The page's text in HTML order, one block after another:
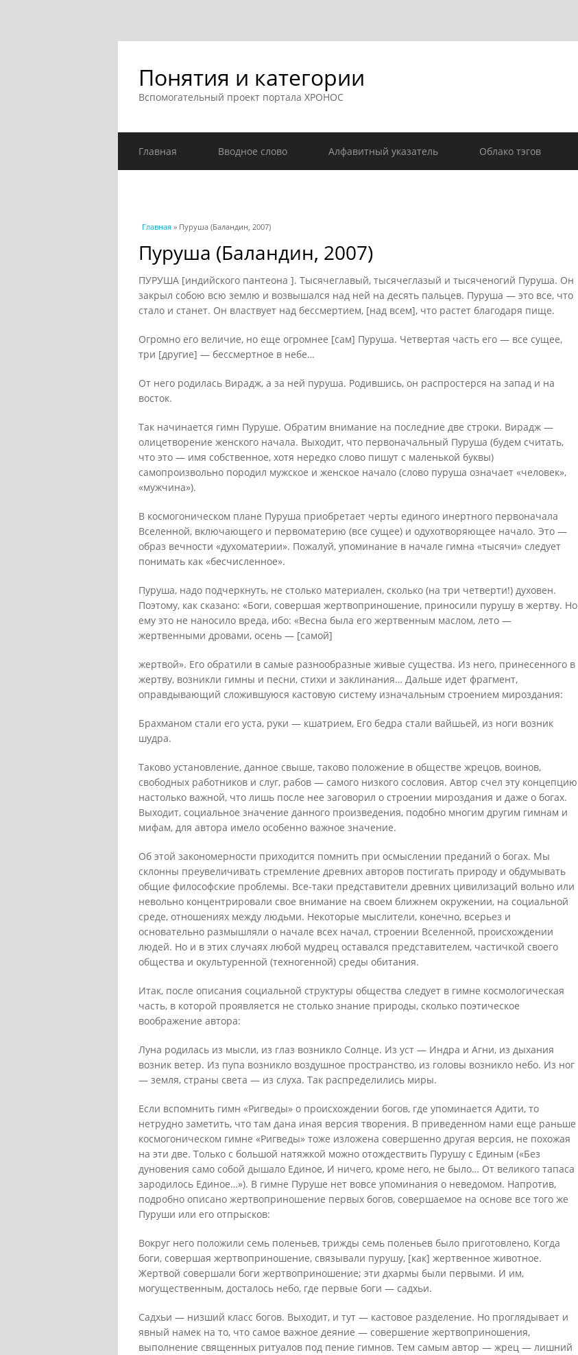
Понятия и категории
Вспомогательный проект портала ХРОНОС
Главная Вводное слово Алфавитный указатель Облако тэгов
Вы здесь
Главная » Пуруша (Баландин, 2007)
Пуруша (Баландин, 2007)
ПУРУША [индийского пантеона ]. Тысячеглавый, тысячеглазый и тысяченогий Пуруша. Он
закрыл собою всю землю и возвышался над ней на десять пальцев. Пуруша — это все, что
стало и станет. Он властвует над бессмертием, [над всем], что растет благодаря пище.
Огромно его величие, но еще огромнее [сам] Пуруша. Четвертая часть его — все сущее,
три [другие] — бессмертное в небе…
От него родилась Вирадж, а за ней пуруша. Родившись, он распростерся на запад и на
восток.
Так начинается гимн Пуруше. Обратим внимание на последние две строки. Вирадж —
олицетворение женского начала. Выходит, что первоначальный Пуруша (будем считать,
что это — имя собственное, хотя нередко слово пишут с маленькой буквы)
самопроизвольно породил мужское и женское начало (слово пуруша означает «человек»,
«мужчина»).
В космогоническом плане Пуруша приобретает черты единого инертного первоначала
Вселенной, включающего и первоматерию (все сущее) и одухотворяющее начало. Это —
образ вечности «духоматерии». Пожалуй, упоминание в начале гимна «тысячи» следует
понимать как «бесчисленное».
Пуруша, надо подчеркнуть, не столько материален, сколько (на три четверти!) духовен.
Поэтому, как сказано: «Боги, совершая жертвоприношение, приносили пурушу в жертву. Но
ему это не наносило вреда, ибо: «Весна была его жертвенным маслом, лето —
жертвенными дровами, осень — [самой]
жертвой». Его обратили в самые разнообразные живые существа. Из него, принесенного в
жертву, возникли гимны и песни, стихи и заклинания… Дальше идет фрагмент,
оправдывающий сложившуюся кастовую систему изначальным строением мироздания:
Брахманом стали его уста, руки — кшатрием, Его бедра стали вайшьей, из ноги возник
шудра.
Таково установление, данное свыше, таково положение в обществе жрецов, воинов,
свободных работников и слуг, рабов — самого низкого сословия. Автор счел эту концепцию
настолько важной, что лишь после нее заговорил о строении мироздания и даже о богах.
Выходит, социальное значение данного произведения, подобно многим другим гимнам и
мифам, для автора имело особенно важное значение.
Об этой закономерности приходится помнить при осмыслении преданий о богах. Мы
склонны преувеличивать стремление древних авторов постигать природу и обдумывать
общие философские проблемы. Все-таки представители древних цивилизаций вольно или
невольно концентрировали свое внимание на своем ближнем окружении, на социальной
среде, отношениях между людьми. Некоторые мыслители, конечно, всерьез и
основательно размышляли о начале всех начал, строении Вселенной, происхождении
людей. Но и в этих случаях любой мудрец оставался представителем, частичкой своего
общества и окультуренной (техногенной) среды обитания.
Итак, после описания социальной структуры общества следует в гимне космологическая
часть, в которой проявляется не столько знание природы, сколько поэтическое
воображение автора:
Луна родилась из мысли, из глаз возникло Солнце. Из уст — Индра и Агни, из дыхания
возник ветер. Из пупа возникло воздушное пространство, из головы возникло небо. Из ног
— земля, страны света — из слуха. Так распределились миры.
Если вспомнить гимн «Ригведы» о происхождении богов, где упоминается Адити, то
нетрудно заметить, что там дана иная версия творения. В приведенном нами еще раньше
космогоническом гимне «Ригведы» тоже изложена совершенно другая версия, не похожая
на эти две. Только с большой натяжкой можно отождествить Пурушу с Единым («Без
дуновения само собой дышало Единое, И ничего, кроме него, не было… От великого тапаса
зародилось Единое…»). В гимне Пуруше нет вовсе упоминания о неведомом. Напротив,
подробно описано жертвоприношение первых богов, совершаемое на основе все того же
Пуруши или его отпрысков:
Вокруг него положили семь поленьев, трижды семь поленьев было приготовлено, Когда
боги, совершая жертвоприношение, связывали пурушу, [как] жертвенное животное.
Жертвой совершали боги жертвоприношение; эти дхармы были первыми. И им,
могущественным, досталось небо, где первые боги — садхьи.
Садхьи — низший класс богов. Выходит, и тут — кастовое разделение. Но проглядывает и
явный намек на то, что самое важное деяние — совершение жертвоприношения,
выполнение священных ритуалов под пение гимнов. Тем самым автор — жрец — лишний